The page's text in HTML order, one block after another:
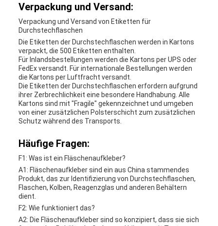
Verpackung und Versand:
Verpackung und Versand von Etiketten für
Durchstechflaschen
Die Etiketten der Durchstechflaschen werden in Kartons
verpackt, die 500 Etiketten enthalten.
Für Inlandsbestellungen werden die Kartons per UPS oder
FedEx versandt. Für internationale Bestellungen werden
die Kartons per Luftfracht versandt.
Die Etiketten der Durchstechflaschen erfordern aufgrund
ihrer Zerbrechlichkeit eine besondere Handhabung. Alle
Kartons sind mit "Fragile" gekennzeichnet und umgeben
von einer zusätzlichen Polsterschicht zum zusätzlichen
Schutz während des Transports.
Häufige Fragen:
F1: Was ist ein Fläschenaufkleber?
A1: Fläschenaufkleber sind ein aus China stammendes
Produkt, das zur Identifizierung von Durchstechflaschen,
Flaschen, Kolben, Reagenzglas und anderen Behältern
dient.
F2: Wie funktioniert das?
A2: Die Fläschenaufkleber sind so konzipiert, dass sie sich